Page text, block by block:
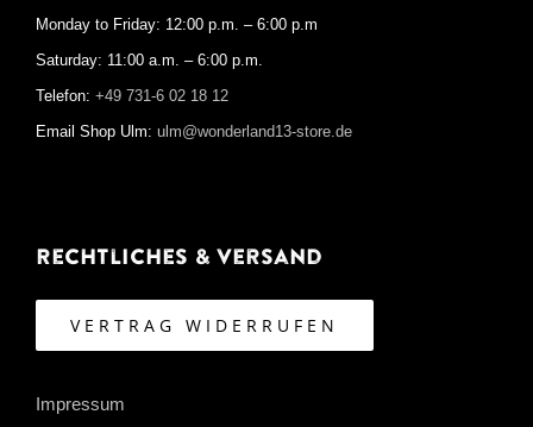
Monday to Friday: 12:00 p.m. – 6:00 p.m
Saturday: 11:00 a.m. – 6:00 p.m.
Telefon: +49 731-6 02 18 12
Email Shop Ulm: ulm@wonderland13-store.de
Rechtliches & Versand
VERTRAG WIDERRUFEN
Impressum